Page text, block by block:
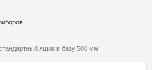
ящик в базу 500 мм